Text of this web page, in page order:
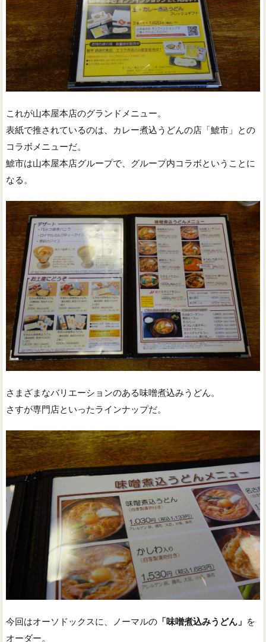
これが山本屋本店のグランドメニュー。
表紙で推されているのは、カレー煮込うどんの店「鯱市」との
コラボメニューだ。
鯱市は山本屋本店グループで、グループ内コラボということに
なる。
さまざまなバリエーションのある味噌煮込みうどん。
さすが専門店といったラインナップだ。
今回はオーソドックスに、ノーマルの 「味噌煮込みうどん」 を
オーダー。